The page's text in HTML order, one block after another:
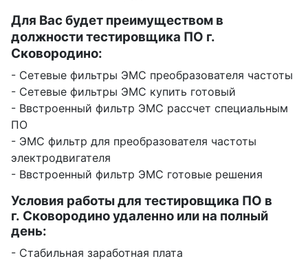
Для Вас будет преимуществом в
должности тестировщика ПО г.
Сковородино:
- Сетевые фильтры ЭМС преобразователя частоты
- Сетевые фильтры ЭМС купить готовый
- Ввстроенный фильтр ЭМС рассчет специальным
ПО
- ЭМС фильтр для преобразователя частоты
электродвигателя
- Ввстроенный фильтр ЭМС готовые решения
Условия работы для тестировщика ПО в
г. Сковородино удаленно или на полный
день:
- Стабильная заработная плата